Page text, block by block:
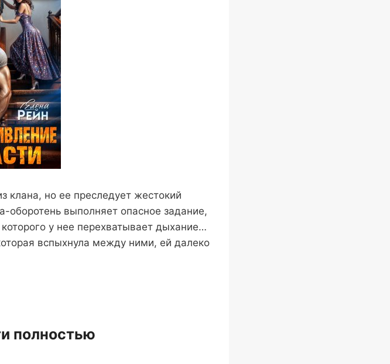
клана, но ее преследует жестокий
оборотень выполняет опасное задание,
у нее перехватывает дыхание…
вспыхнула между ними, ей далеко
полностью